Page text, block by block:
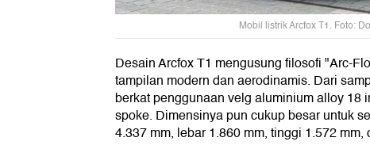
Mobil listrik Arcfox T1. Foto:
Desain Arcfox T1 mengusung filosofi "Arc-
tampilan modern dan aerodinamis. Dari
berkat penggunaan velg aluminium alloy 18
spoke. Dimensinya pun cukup besar untuk
4.337 mm, lebar 1.860 mm, tinggi 1.572